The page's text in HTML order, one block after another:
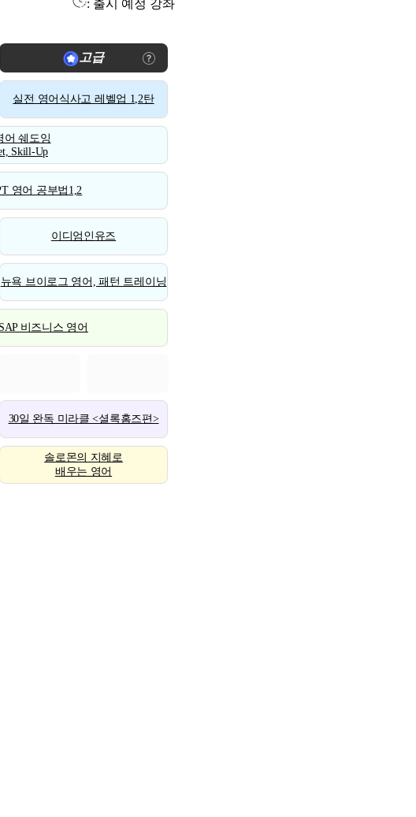
: 출시 예정 강좌
고급
실전 영어식사고 레벨업 1,2탄
어 쉐도잉
Skill-Up
영어 공부법1,2
이디엄인유즈
뉴욕 브이로그 영어, 패턴 트레이닝
비즈니스 영어
30일 완독 미라클 <셜록홈즈편>
솔로몬의 지혜로
배우는 영어